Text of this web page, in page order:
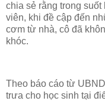
chia sẻ rằng trong
viên, khi đề cập đến
cơm từ nhà, cô đã
khóc.
Theo báo cáo từ
trưa cho học sinh tại